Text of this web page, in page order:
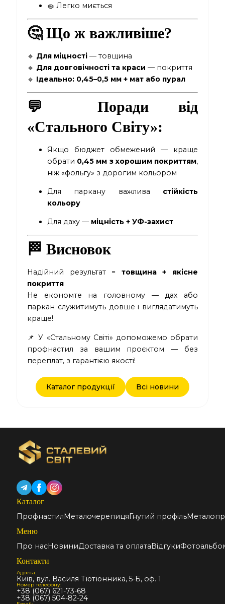
🧽 Легко миється
🤔Що ж важливіше?
🔹 Для міцності — товщина
🔹 Для довговічності та краси — покриття
🔹 Ідеально: 0,45–0,5 мм + мат або пурал
💬 Поради від
«Стального Світу»:
Якщо бюджет обмежений — краще
обрати 0,45 мм з хорошим покриттям,
ніж «фольгу» з дорогим кольором
Для паркану важлива стійкість
кольору
Для даху — міцність + УФ-захист
🏁 Висновок
Надійний результат = товщина + якісне
покриття
Не економте на головному — дах або
паркан служитимуть довше і виглядатимуть
краще!
📌 У «Стальному Світі» допоможемо обрати
профнастил за вашим проєктом — без
переплат, з гарантією якості!
Каталог продукції Всі новини
Каталог
ПрофнастилМеталочерепицяГнутий профіль
Меню
Про насНовиниДоставка та оплатаВідгуки
Контакти
Адреса:
Київ, вул. Василя Тютюнника, 5-Б, оф. 1
Номер телефону:
+38 (067) 621-73-68
+38 (067) 504-82-24